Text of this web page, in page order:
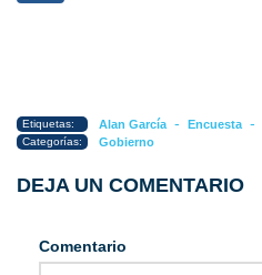
Etiquetas: Alan García - Encuesta -
Categorías: Gobierno
DEJA UN COMENTARIO
Comentario